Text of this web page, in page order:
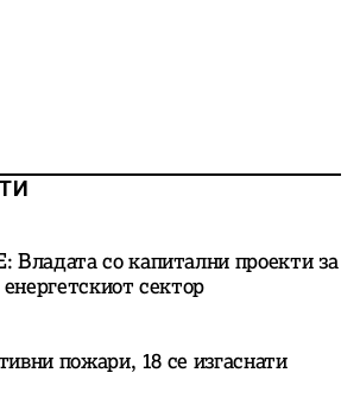
со капитални проекти за
сектор
пожари, 18 се изгаснати